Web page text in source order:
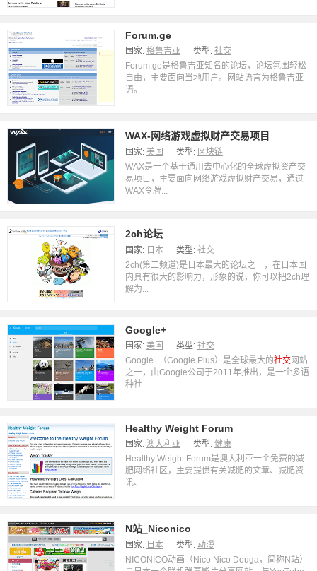
Forum.ge
国家: 格鲁吉亚 类型: 社交
Forum.ge是格鲁吉亚知名的论坛，论坛氛围轻松
自由，主要面向当地用户。网站语言为格鲁吉亚
语。
WAX-网络游戏虚拟财产交易项目
国家: 美国 类型: 区块链
WAX是一个基于通用去中心化的全球虚拟资产交
易项目，主要面向网络游戏虚拟财产交易，通过
WAX令牌...
2ch论坛
国家: 日本 类型: 社交
2ch(第二频道)是日本最大的论坛之一，在日本国
内具有很大的影响力，形象的说，你可以把2ch理
解为...
Google+
国家: 美国 类型: 社交
Google+（Google Plus）是全球最大的社交网站
之一，由Google公司于2011年推出，是一个多语
种社...
Healthy Weight Forum
国家: 澳大利亚 类型: 健康
Healthy Weight Forum是澳大利亚一个免费的减
肥网络社区，主要提供有关减肥的文章、减肥资
讯、...
N站_Niconico
国家: 日本 类型: 动漫
NICONICO动画（Nico Nico Douga，简称N站）